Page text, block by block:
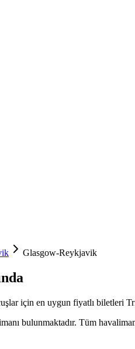
Glasgow-Reykjavik
için en uygun fiyatlı biletleri
bulunmaktadır. Tüm